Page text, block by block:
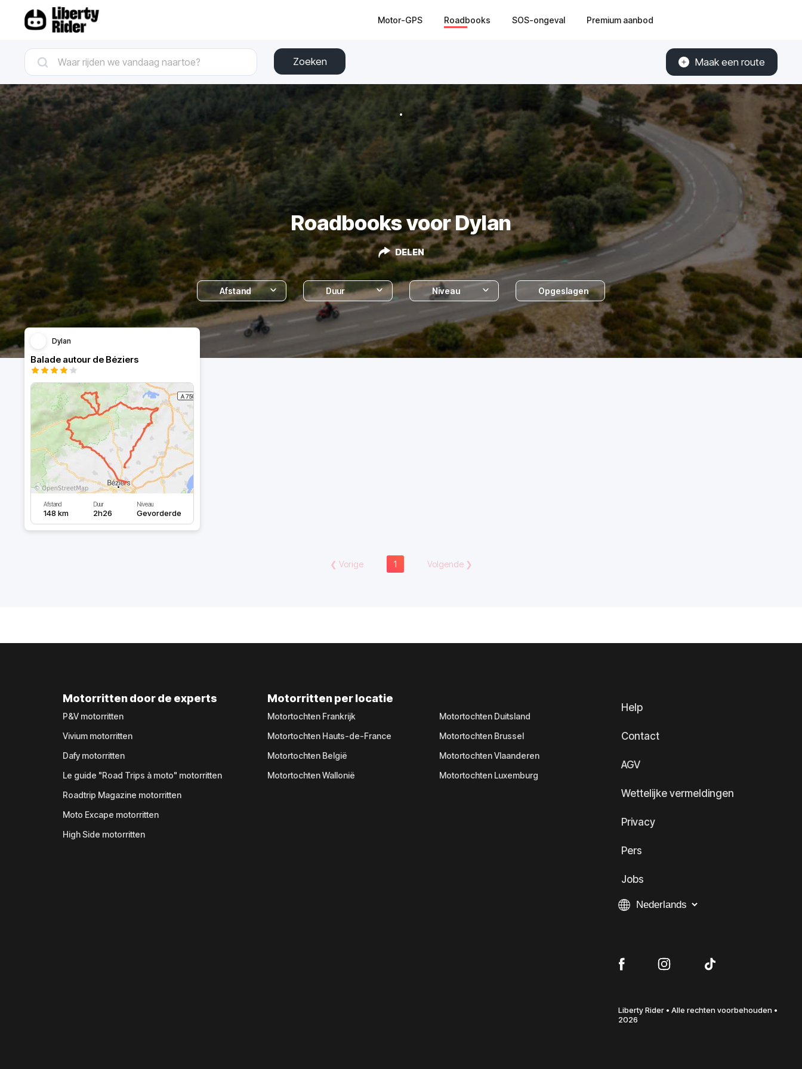
Motor-GPS Roadbooks SOS-ongeval Premium aanbod
Zoeken Maak een route
Roadbooks voor Dylan
DELEN
Afstand Duur Niveau Opgeslagen
Dylan
Balade autour de Béziers
Afstand
148 km
Duur
2h26
Niveau
Gevorderde
❮ Vorige 1 Volgende❯
Motorritten door de experts
P&V motorritten
Vivium motorritten
Dafy motorritten
Le guide "Road Trips à moto" motorritten
Roadtrip Magazine motorritten
Moto Excape motorritten
High Side motorritten
Motorritten per locatie
Motortochten Frankrijk
Motortochten Hauts-de-France
Motortochten België
Motortochten Wallonië
Motortochten Duitsland
Motortochten Brussel
Motortochten Vlaanderen
Motortochten Luxemburg
Help
Contact
AGV
Wettelijke vermeldingen
Privacy
Pers
Jobs
Liberty Rider • Alle rechten voorbehouden •
2026